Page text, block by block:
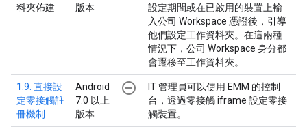
料夾佈建
版本
設定期間或在已啟用的裝置上輸
入公司 Workspace 憑證後，引導
他們設定工作資料夾。在這兩種
情況下，公司 Workspace 身分都
會遷移至工作資料夾。
1.9. 直接設
定零接觸註
冊機制
Android
7.0 以上
版本
remove_circle_outline
IT 管理員可以使用 EMM 的控制
台，透過零接觸 iframe 設定零接
觸裝置。